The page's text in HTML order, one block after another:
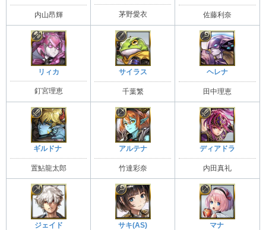
内山昂輝 茅野愛衣 佐藤利奈
リィカ
釘宮理恵
サイラス
千葉繁
ヘレナ
田中理恵
ギルドナ
置鮎龍太郎
アルテナ
竹達彩奈
ディアドラ
内田真礼
ジェイド サキ(AS) マナ